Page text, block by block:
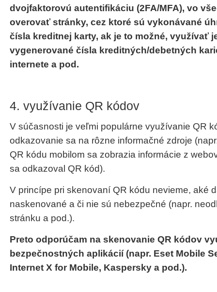
dvojfaktorovú autentifikáciu (2FA/MFA), vo
overovať stránky, cez ktoré sú vykonávané
čísla kreditnej karty, ak je to možné, využívať
vygenerované čísla kreditných/debetných
internete a pod.
4. využívanie QR kódov
V súčasnosti je veľmi populárne využívanie QR
odkazovanie sa na rôzne informačné zdroje
QR kódu mobilom sa zobrazia informácie z
sa odkazoval QR kód).
V princípe pri skenovaní QR kódu nevieme, aké
naskenované a či nie sú nebezpečné (napr.
stránku a pod.).
Preto odporúčam na skenovanie QR kódov
bezpečnostných aplikácií (napr. Eset Mobile
Internet X for Mobile, Kaspersky a pod.).